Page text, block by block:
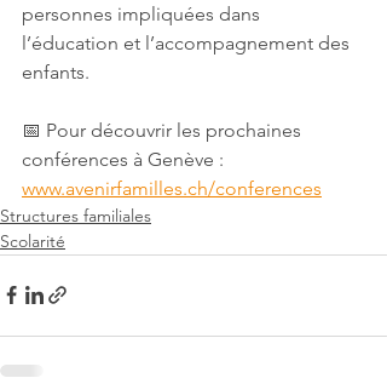
personnes impliquées dans
l’éducation et l’accompagnement des
enfants.
📅 Pour découvrir les prochaines
conférences à Genève :
www.avenirfamilles.ch/conferences
Structures familiales
Scolarité